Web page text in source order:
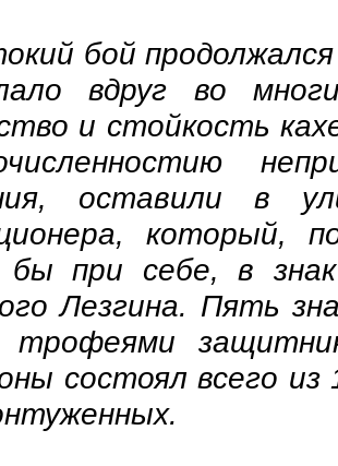
бой
вдруг во
и стойкость
оставили в
который,
бы при себе, в
Лезгина. Пять
трофеями
состоял всего